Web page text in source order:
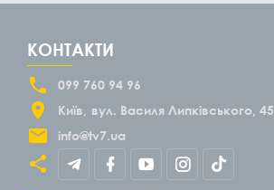
КОНТАКТИ
099 760 94 96
Київ
вул. Василя Липківського, 45
info@tv7.ua